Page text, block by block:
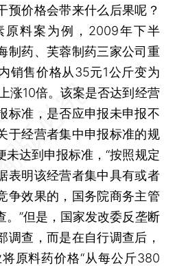
价格会带来什么后果呢？
原料案为例，2009年下半
制药、芙蓉制药三家公司重
销售价格从35元1公斤变为
涨10倍。该案是否达到经营
标准，是否应申报未申报不
于经营者集中申报标准的规
未达到申报标准，“按照规定
表明该经营者集中具有或者
争效果的，国务院商务主管
。”但是，国家发改委反垄断
调查，而是在自行调查后，
原料药价格“从每公斤380